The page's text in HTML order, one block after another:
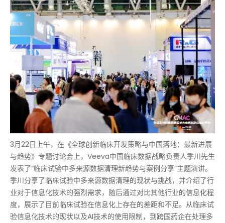
3月22日上午，在《全球创新临床开发策略与中国落地：最新进展
与趋势》专题讨论会上，Veeva中国临床数据战略负责人季川先生
发表了“临床试验中多来源数据清理新趋势与案例分享”主题演讲。
季川分享了临床试验中多来源数据清理的现状与挑战，并介绍了行
业对于信息化技术的强烈需求，随后通过对比其他行业的信息化程
度，展示了目前临床试验在信息化上存在的差距和不足。从临床试
验信息化技术的现状以及AI技术的使用限制，到跨国药企在处理多